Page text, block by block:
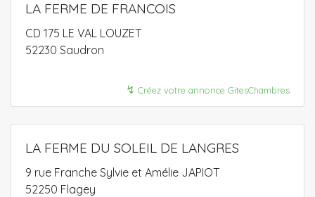
LA FERME DE FRANCOIS
CD 175 LE VAL LOUZET
52230 Saudron
↯ Créez votre annonce GitesChambres
LA FERME DU SOLEIL DE LANGRES
9 rue Franche Sylvie et Amélie JAPIOT
52250 Flagey